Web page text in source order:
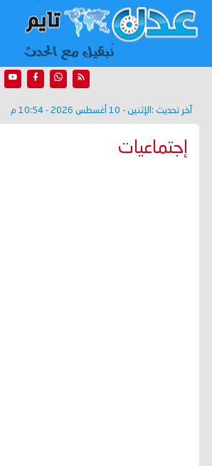
آخر تحديث : الإثنين - 10 أغسطس 2026 - 10:54 م
إجتماعيات